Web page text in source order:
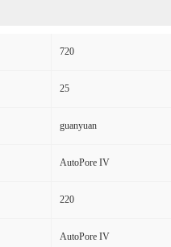
720
25
guanyuan
AutoPore IV
220
AutoPore IV